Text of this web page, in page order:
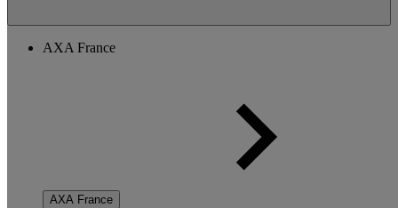
AXA France
AXA France